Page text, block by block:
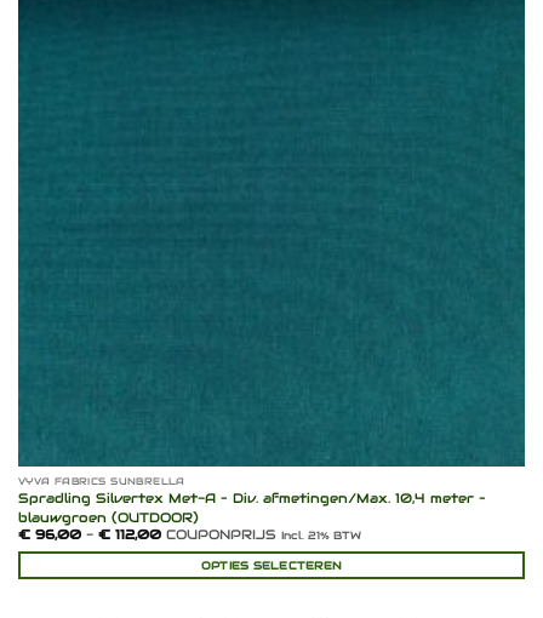
VYVA FABRICS SUNBRELLA
Spradling Silvertex Met-A – Div. afmetingen/Max. 10,4 meter –
blauwgroen (OUTDOOR)
€96,00 - €112,00Prijsklasse:
tot
€ 112,00
COUPONPRIJS Incl. 21% BTW
OPTIES SELECTEREN